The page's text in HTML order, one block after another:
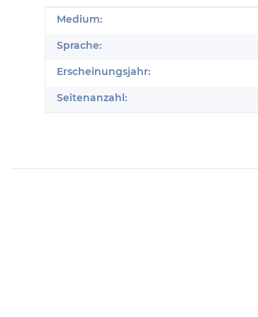
Produkteigenschaft
Wert
Medium:
Sprache:
Erscheinungsjahr:
Seitenanzahl: